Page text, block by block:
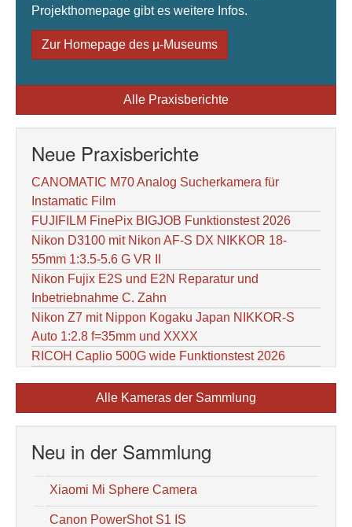
Projekthomepage gibt es weitere Infos.
Zur Homepage des µ-Museums
Alle Praxisberichte
Neue Praxisberichte
CANOMATIC M70 Analog Sucherkamera für
Instamatic Film
FUJIFILM FinePix BIGJOB Funktionstest 2026
Nikon D3100 mit Nikon AF-S DX NIKKOR 18-
55mm 1:3.5-5.6 G VR II
Nikon Fujix E2S und E2N Reparatur und
Inbetriebnahme C. Zahn
Nikon Z7 mit Nippon Kogaku Japan NIKKOR-S
Auto 1:2.8 f=35mm und XXXX
RICOH Caplio 500G wide Funktionstest 2026
Alle Kameras der Sammlung
Neu in der Sammlung
Xiaomi Mi Sphere Camera
Canon PowerShot S1 IS